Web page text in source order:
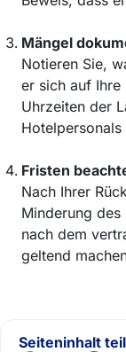
Mängel
Notieren Sie,
er sich auf Ihre
Uhrzeiten der
Hotelpersonals
Fristen
Nach Ihrer
Minderung des
nach dem
geltend
Seiteninhalt